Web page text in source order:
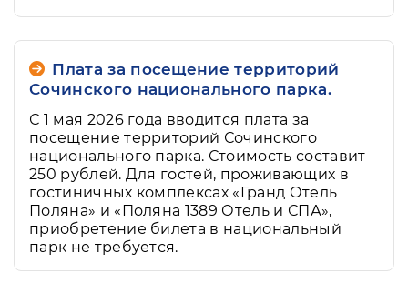
заболеваний и бешенства,
оформленной не позднее 11 месяцев
до заезда в отель.
Размещение с животными
осуществляется только после
предварительного согласования с
отелем.
В одном номере допускается
размещение не более одного
Плата за посещение территорий
Сочинского национального парка.
С 1 мая 2026 года вводится плата за
посещение территорий Сочинского
национального парка. Стоимость составит
250 рублей. Для гостей, проживающих в
гостиничных комплексах «Гранд Отель
Поляна» и «Поляна 1389 Отель и СПА»,
приобретение билета в национальный
парк не требуется.